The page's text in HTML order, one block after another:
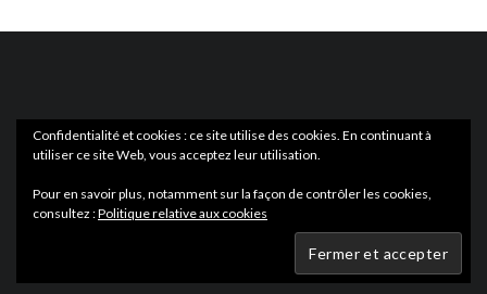
Confidentialité et cookies : ce site utilise des cookies. En continuant à
utiliser ce site Web, vous acceptez leur utilisation.
Pour en savoir plus, notamment sur la façon de contrôler les cookies,
consultez :Politique relative aux cookies